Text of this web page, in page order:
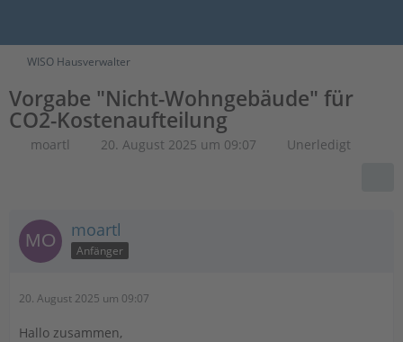
WISO Hausverwalter
Vorgabe "Nicht-Wohngebäude" für
CO2-Kostenaufteilung
moartl 20. August 2025 um 09:07 Unerledigt
moartl
Anfänger
20. August 2025 um 09:07
Hallo zusammen,